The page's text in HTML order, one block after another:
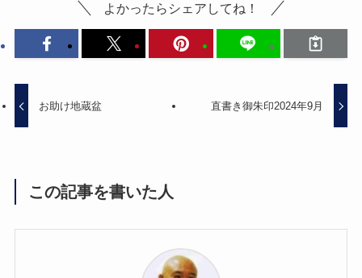
よかったらシェアしてね！
お助け地蔵盆 直書き御朱印2024年9月
この記事を書いた人